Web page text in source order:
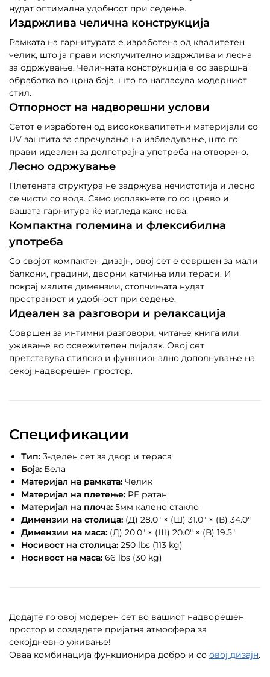
нудат оптимална удобност при седење.
Издржлива челична конструкција
Рамката на гарнитурата е изработена од квалитетен
челик, што ја прави исклучително издржлива и лесна
за одржување. Челичната конструкција е со завршна
обработка во црна боја, што го нагласува модерниот
стил.
Отпорност на надворешни услови
Сетот е изработен од висококвалитетни материјали со
UV заштита за спречување на избледување, што го
прави идеален за долготрајна употреба на отворено.
Лесно одржување
Плетената структура не задржува нечистотија и лесно
се чисти со вода. Само исплакнете го со црево и
вашата гарнитура ќе изгледа како нова.
Компактна големина и флексибилна
употреба
Со својот компактен дизајн, овој сет е совршен за мали
балкони, градини, дворни катчиња или тераси. И
покрај малите димензии, столчињата нудат
пространост и удобност при седење.
Идеален за разговори и релаксација
Совршен за интимни разговори, читање книга или
уживање во освежителен пијалак. Овој сет
претставува стилско и функционално дополнување на
секој надворешен простор.
Спецификации
Тип: 3-делен сет за двор и тераса
Боја: Бела
Материјал на рамката: Челик
Материјал на плетење: PE ратан
Материјал на плоча: 5мм калено стакло
Димензии на столица: (Д) 28.0″ × (Ш) 31.0″ × (В) 34.0″
Димензии на маса: (Д) 20.0″ × (Ш) 20.0″ × (В) 19.5″
Носивост на столица: 250 lbs (113 kg)
Носивост на маса: 66 lbs (30 kg)
Додајте го овој модерен сет во вашиот надворешен
простор и создадете пријатна атмосфера за
секојдневно уживање!
Оваа комбинација функционира добро и со овој дизајн.